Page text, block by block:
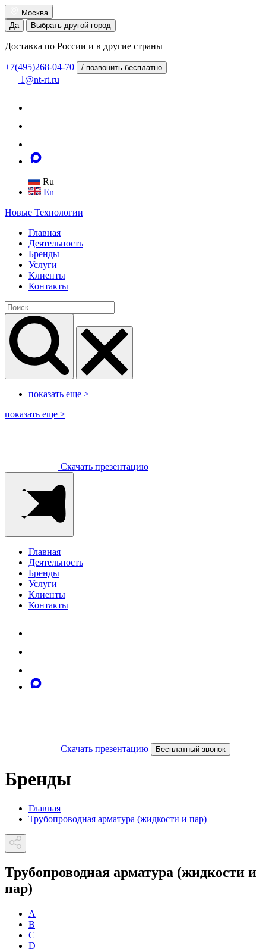
Москва
Да
Выбрать другой город
Доставка по России и в другие страны
+7(495)268-04-70 / позвонить бесплатно
1@nt-rt.ru
Ru
En
Новые Технологии
Главная
Деятельность
Бренды
Услуги
Клиенты
Контакты
показать еще >
показать еще >
Скачать презентацию
Главная
Деятельность
Бренды
Услуги
Клиенты
Контакты
Скачать презентацию Бесплатный звонок
Бренды
Главная
Трубопроводная арматура (жидкости и пар)
Трубопроводная арматура (жидкости и
пар)
A
B
C
D